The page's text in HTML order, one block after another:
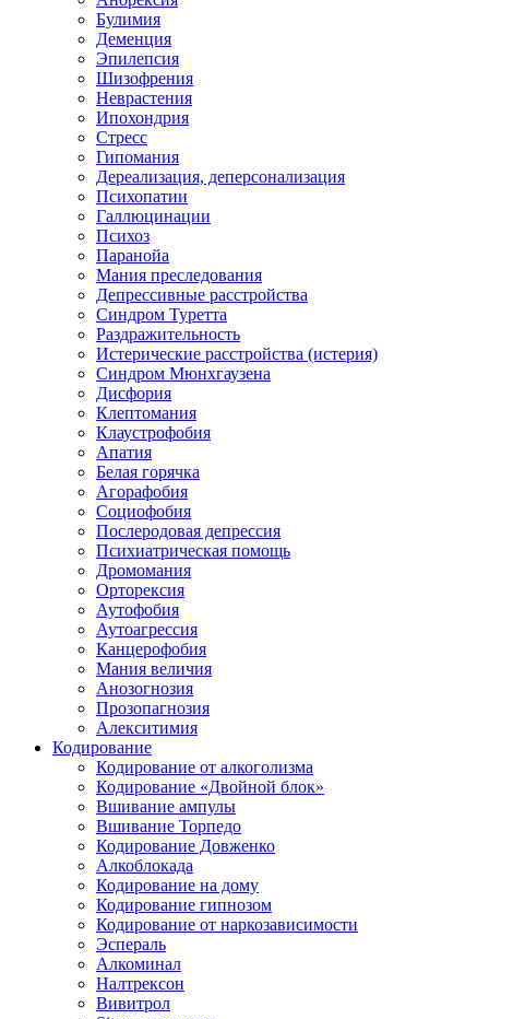
Булимия
Деменция
Эпилепсия
Шизофрения
Неврастения
Ипохондрия
Стресс
Гипомания
Дереализация, деперсонализация
Психопатии
Галлюцинации
Психоз
Паранойа
Мания преследования
Депрессивные расстройства
Синдром Туретта
Раздражительность
Истерические расстройства (истерия)
Синдром Мюнхгаузена
Дисфория
Клептомания
Клаустрофобия
Апатия
Белая горячка
Агорафобия
Социофобия
Послеродовая депрессия
Психиатрическая помощь
Дромомания
Орторексия
Аутофобия
Аутоагрессия
Канцерофобия
Мания величия
Анозогнозия
Прозопагнозия
Алекситимия
Кодирование
Кодирование от алкоголизма
Кодирование «Двойной блок»
Вшивание ампулы
Вшивание Торпедо
Кодирование Довженко
Алкоблокада
Кодирование на дому
Кодирование гипнозом
Кодирование от наркозависимости
Эспераль
Алкоминал
Налтрексон
Вивитрол